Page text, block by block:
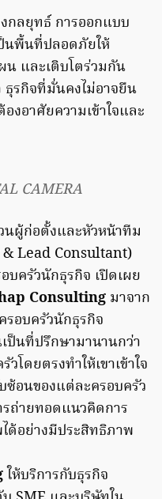
กลยุทธ์ การออกแบบ
นพื้นที่ปลอดภัยให้
น และเติบโตร่วมกัน
รกิจที่มั่นคงไม่อาจยืน
งอาศัยความเข้าใจและ
CAMERA
ผู้ก่อตั้งและหัวหน้าทีม
Lead Consultant)
ครัวนักธุรกิจ เปิดเผย
Consulting มาจาก
อบครัวนักธุรกิจ
ป็นที่ปรึกษามานานกว่า
โดยตรงทำให้เขาเข้าใจ
ซ้อนของแต่ละครอบครัว
ถ่ายทอดแนวคิดการ
ด้อย่างมีประสิทธิภาพ
ให้บริการกับธุรกิจ